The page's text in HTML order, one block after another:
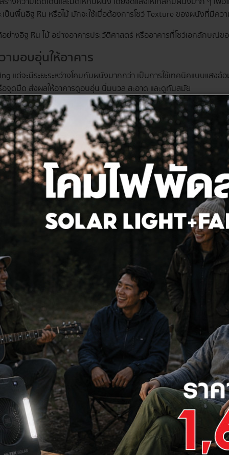
เป็นพื้นอิฐ หิน หรือไม้ มักจะใช้เมื่อต้องการโชว์ Texture ของผนังที่มีคว
อย่างอิฐ หิน ไม้ อย่างอาคารประวัติศาสตร์ หรืออาคารที่โชว์เอกลักษณ์
ามอบอุ่นให้อาคาร
แต่จะมีระยะระหว่างโคมกับผนังมากกว่า เป็นการใช้เทคนิคแบบแสง
อจุดมืด ส่งผลให้อาคารดูอบอุ่น นิ่มนวล สะอาด และดูทันสมัย
ม หรือพิพิธภัณฑ์ที่ต้องการให้แสงมีความนุ่มนวลและอบอุ่น
ดสนใจให้อาคาร
นใจจุดใดจุดหนึ่งเป็นพิเศษ โดยใช้เป็นลำแสงที่มีความเข้มข้นสูง สร้างค
ดยส่วนมากมักจะใช้เป็นไฟสปอตไลต์เพื่อความสวยงาม
ำคัญ หรือบริเวณที่มีสถาปัตยกรรมที่โดดเด่น
โครงสร้างอาคารด้วยแสงและเงา
ละเงา มักใช้ในงานที่ต้องการเน้นโครงสร้างของอาคารที่โดดเด่นและชั
ณิต หรือมีการออกแบบรูปร่างของอาคารที่แตกต่างจากตึกทั่ว ๆ ไป
งชีวิตชีวาให้เปลือกอาคาร
หม่ ที่ต้องการให้อาคารมีภาพลักษณ์ที่ดูทันสมัยและโดดเด่น โดยสามาร
ต่าง ๆ ทำให้ตัวอาคารดูมีชีวิตชีวาและความโดดเด่นในช่วงเวลาที่แตกต่
ง ศูนย์การค้า
ทันสมัยและสวยงามให้เปลือกอาคาร
ยการใช้ไฟที่มีสีสันสดใสสาดไปยังพื้นผิวของอาคาร ช่วยดึงดูดสายตาใ
ที่แตกต่างกันไปตามธีมสีที่ต้องการ
การภาพลักษณ์ทันสมัย สนามกีฬา